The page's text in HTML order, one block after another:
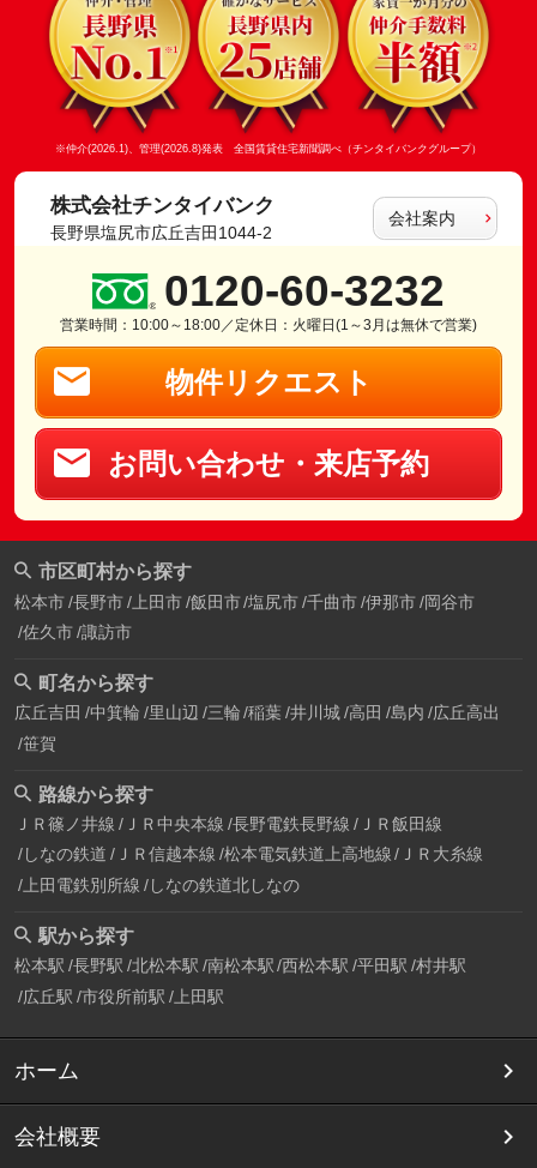
※仲介(2026.1)、管理(2026.8)発表 全国賃貸住宅新聞調べ（チンタイバンクグループ）
株式会社チンタイバンク
長野県塩尻市広丘吉田1044-2
会社案内
0120-60-3232
営業時間：10:00～18:00／定休日：火曜日(1～3月は無休で営業)
物件リクエスト
お問い合わせ・来店予約
市区町村から探す
松本市 長野市 上田市 飯田市 塩尻市 千曲市 伊那市 岡谷市
佐久市 諏訪市
町名から探す
広丘吉田 中箕輪 里山辺 三輪 稲葉 井川城 高田 島内 広丘高出
笹賀
路線から探す
ＪＲ篠ノ井線 ＪＲ中央本線 長野電鉄長野線 ＪＲ飯田線
しなの鉄道 ＪＲ信越本線 松本電気鉄道上高地線
ＪＲ大糸線
上田電鉄別所線 しなの鉄道北しなの
駅から探す
松本駅 長野駅 北松本駅 南松本駅 西松本駅 平田駅 村井駅
広丘駅 市役所前駅 上田駅
ホーム
会社概要